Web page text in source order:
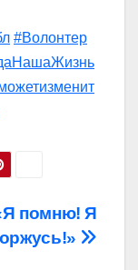
#Волонтер
помню! Я